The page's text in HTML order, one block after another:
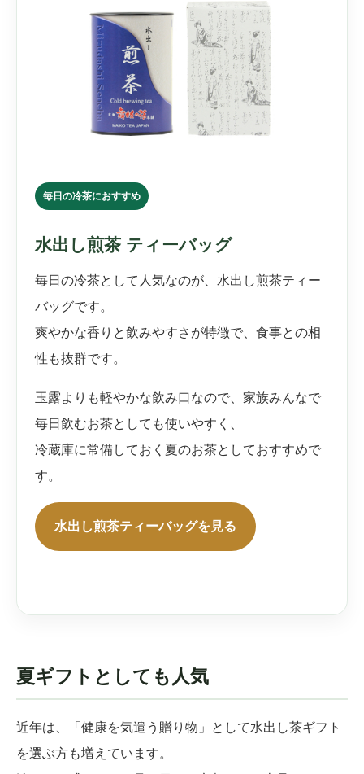
毎日の冷茶におすすめ
水出し煎茶 ティーバッグ
毎日の冷茶として人気なのが、水出し煎茶ティー
バッグです。
爽やかな香りと飲みやすさが特徴で、食事との相
性も抜群です。
玉露よりも軽やかな飲み口なので、家族みんなで
毎日飲むお茶としても使いやすく、
冷蔵庫に常備しておく夏のお茶としておすすめで
す。
水出し煎茶ティーバッグを見る
夏ギフトとしても人気
近年は、「健康を気遣う贈り物」として水出し茶ギフト
を選ぶ方も増えています。